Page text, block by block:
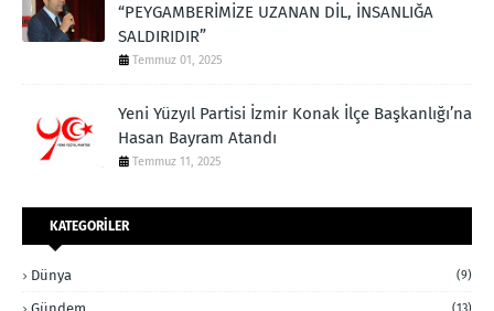
“PEYGAMBERİMİZE UZANAN DİL, İNSANLIĞA
SALDIRIDIR”
Temmuz 01, 2025
Yeni Yüzyıl Partisi İzmir Konak İlçe Başkanlığı’na
Hasan Bayram Atandı
Temmuz 11, 2025
KATEGORİLER
Dünya (9)
(13)